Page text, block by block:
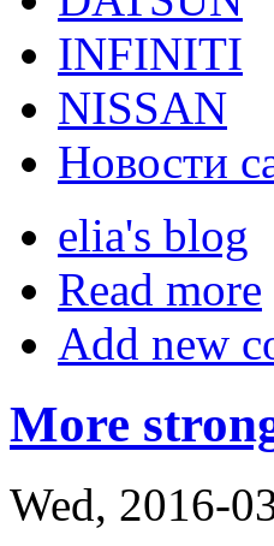
INFINITI
NISSAN
Новости
elia's blog
Read more
Add new
More
Wed, 2016-